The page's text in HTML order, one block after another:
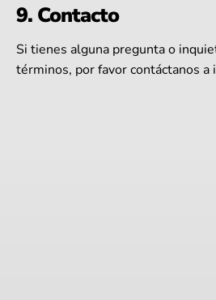
9. Contacto
Si tienes alguna pregunta o
términos, por favor contáctanos a